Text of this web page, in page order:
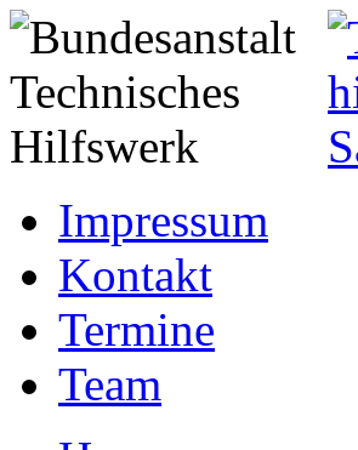
Impressum
Kontakt
Termine
Team